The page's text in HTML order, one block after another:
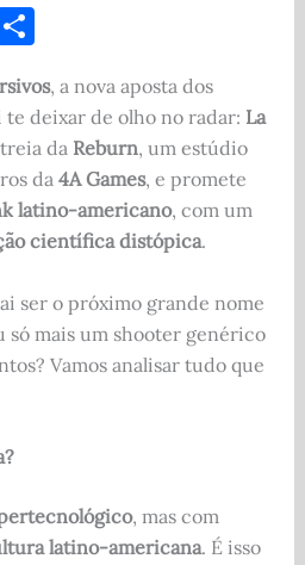
S
ar
e
, a nova aposta dos
deixar de olho no radar: La
da Reburn, um estúdio
da 4A Games, e promete
latino-americano, com um
científica distópica.
ser o próximo grande nome
só mais um shooter genérico
Vamos analisar tudo que
, mas com
latino-americana. É isso